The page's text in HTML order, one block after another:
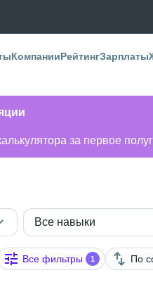
КомпанииРейтингЗарплаты
за первое
Все навыки
Все фильтры 1 По